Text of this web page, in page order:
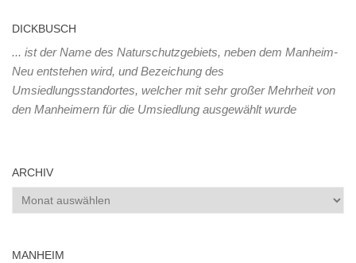
DICKBUSCH
... ist der Name des Naturschutzgebiets, neben dem Manheim-
Neu entstehen wird, und Bezeichung des
Umsiedlungsstandortes, welcher mit sehr großer Mehrheit von
den Manheimern für die Umsiedlung ausgewählt wurde
ARCHIV
Archiv
MANHEIM